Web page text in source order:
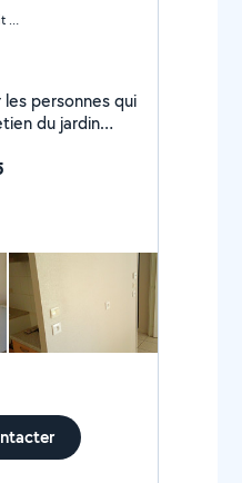
Angoulême (Ma Campagne Est-Petit Fresquet)
personnes qui